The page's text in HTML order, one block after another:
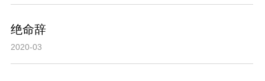
绝命辞
2020-03